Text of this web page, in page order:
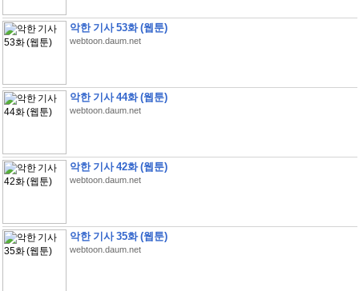
악한 기사 53화 (웹툰)
webtoon.daum.net
악한 기사 44화 (웹툰)
webtoon.daum.net
악한 기사 42화 (웹툰)
webtoon.daum.net
악한 기사 35화 (웹툰)
webtoon.daum.net